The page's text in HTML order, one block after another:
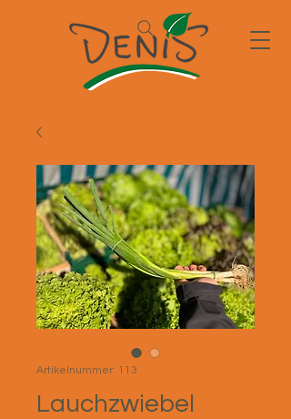
Artikelnummer: 113
Lauchzwiebel